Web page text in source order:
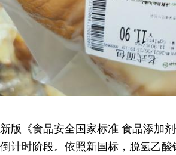
新版《食品安全国家标准 食品添加
倒计时阶段。依照新国标，脱氢乙